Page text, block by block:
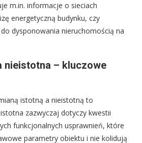
m.in. informacje o sieciach
energetyczną budynku, czy
dysponowania nieruchomością na
nieistotna – kluczowe
istotną a nieistotną to
zazwyczaj dotyczy kwestii
funkcjonalnych usprawnień, które
parametry obiektu i nie kolidują